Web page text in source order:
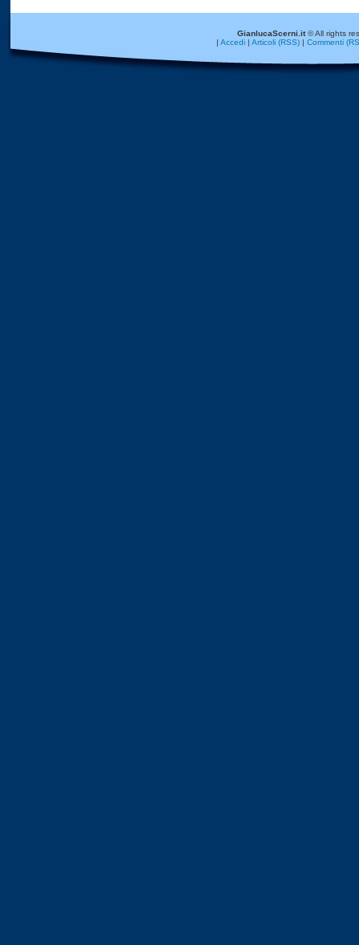
GianlucaScerni.it© All rights
| Accedi| Articoli (RSS)| Commenti